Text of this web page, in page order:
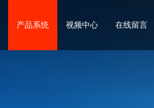
产品系统 视频中心 在线留言